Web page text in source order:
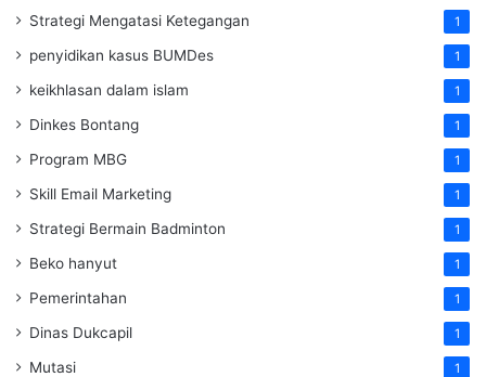
Strategi Mengatasi Ketegangan 1
penyidikan kasus BUMDes 1
keikhlasan dalam islam 1
Dinkes Bontang 1
Program MBG 1
Skill Email Marketing 1
Strategi Bermain Badminton 1
Beko hanyut 1
Pemerintahan 1
Dinas Dukcapil 1
Mutasi 1